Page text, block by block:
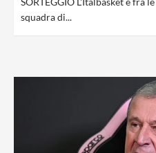
squadra di...